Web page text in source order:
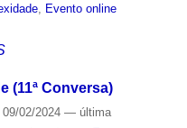
, Evento online
(11ª Conversa)
02/2024 — última